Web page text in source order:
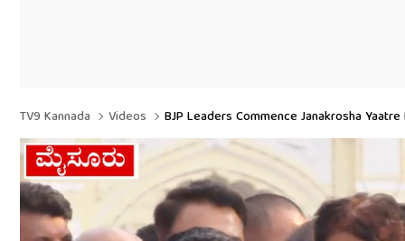
TV9 Kannada Videos BJP Leaders Commence Janakrosha